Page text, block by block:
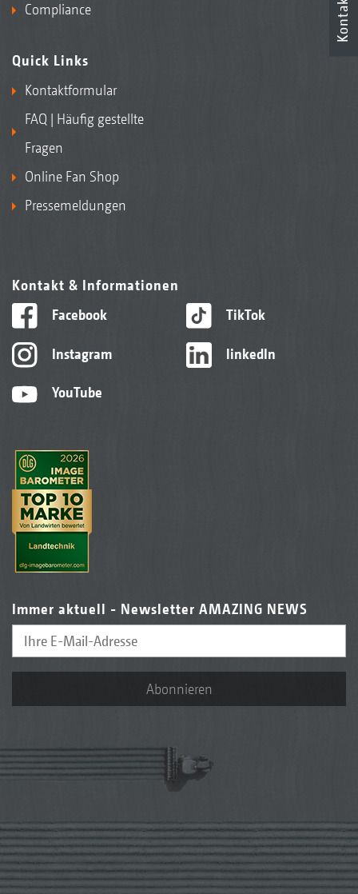
Compliance
Quick Links
Kontaktformular
FAQ | Häufig gestellte
Fragen
Online Fan Shop
Pressemeldungen
Kontakt & Informationen
Facebook
Instagram
YouTube
TikTok
linkedIn
Immer aktuell - Newsletter AMAZING NEWS
Abonnieren
Kontakt